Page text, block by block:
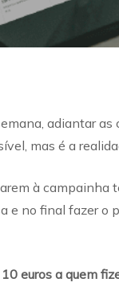
adiantar
mas é a
à campainha
e no final fazer
euros a quem